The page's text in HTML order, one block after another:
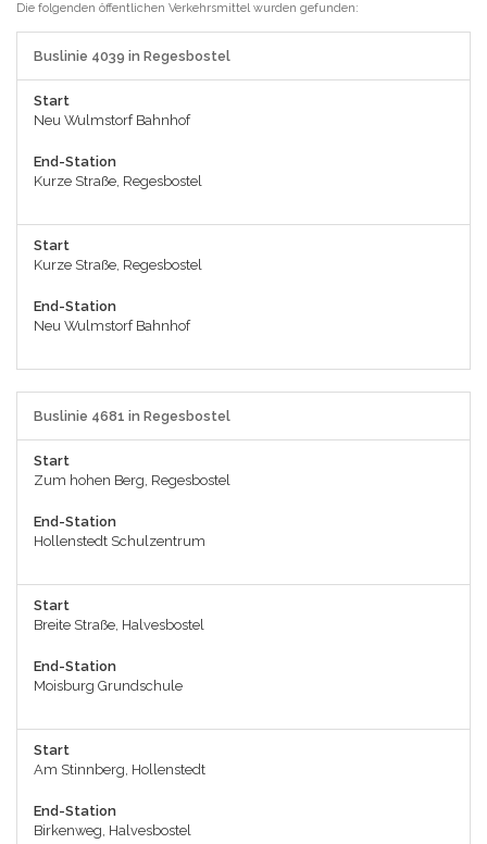
Die folgenden öffentlichen Verkehrsmittel wurden gefunden:
Buslinie 4039 in Regesbostel
Start
Neu Wulmstorf Bahnhof
End-Station
Kurze Straße, Regesbostel
Start
Kurze Straße, Regesbostel
End-Station
Neu Wulmstorf Bahnhof
Buslinie 4681 in Regesbostel
Start
Zum hohen Berg, Regesbostel
End-Station
Hollenstedt Schulzentrum
Start
Breite Straße, Halvesbostel
End-Station
Moisburg Grundschule
Start
Am Stinnberg, Hollenstedt
End-Station
Birkenweg, Halvesbostel